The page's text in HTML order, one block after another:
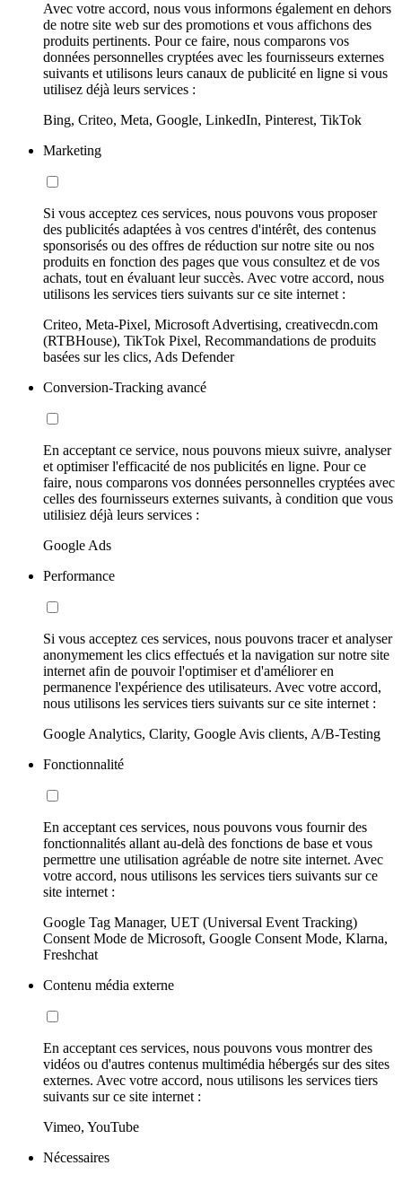
Avec votre accord, nous vous informons également en dehors
de notre site web sur des promotions et vous affichons des
produits pertinents. Pour ce faire, nous comparons vos
données personnelles cryptées avec les fournisseurs externes
suivants et utilisons leurs canaux de publicité en ligne si vous
utilisez déjà leurs services :
Bing, Criteo, Meta, Google, LinkedIn, Pinterest, TikTok
Marketing
Si vous acceptez ces services, nous pouvons vous proposer
des publicités adaptées à vos centres d'intérêt, des contenus
sponsorisés ou des offres de réduction sur notre site ou nos
produits en fonction des pages que vous consultez et de vos
achats, tout en évaluant leur succès. Avec votre accord, nous
utilisons les services tiers suivants sur ce site internet :
Criteo, Meta-Pixel, Microsoft Advertising, creativecdn.com
(RTBHouse), TikTok Pixel, Recommandations de produits
basées sur les clics, Ads Defender
Conversion-Tracking avancé
En acceptant ce service, nous pouvons mieux suivre, analyser
et optimiser l'efficacité de nos publicités en ligne. Pour ce
faire, nous comparons vos données personnelles cryptées avec
celles des fournisseurs externes suivants, à condition que vous
utilisiez déjà leurs services :
Google Ads
Performance
Si vous acceptez ces services, nous pouvons tracer et analyser
anonymement les clics effectués et la navigation sur notre site
internet afin de pouvoir l'optimiser et d'améliorer en
permanence l'expérience des utilisateurs. Avec votre accord,
nous utilisons les services tiers suivants sur ce site internet :
Google Analytics, Clarity, Google Avis clients, A/B-Testing
Fonctionnalité
En acceptant ces services, nous pouvons vous fournir des
fonctionnalités allant au-delà des fonctions de base et vous
permettre une utilisation agréable de notre site internet. Avec
votre accord, nous utilisons les services tiers suivants sur ce
site internet :
Google Tag Manager, UET (Universal Event Tracking)
Consent Mode de Microsoft, Google Consent Mode, Klarna,
Freshchat
Contenu média externe
En acceptant ces services, nous pouvons vous montrer des
vidéos ou d'autres contenus multimédia hébergés sur des sites
externes. Avec votre accord, nous utilisons les services tiers
suivants sur ce site internet :
Vimeo, YouTube
Nécessaires